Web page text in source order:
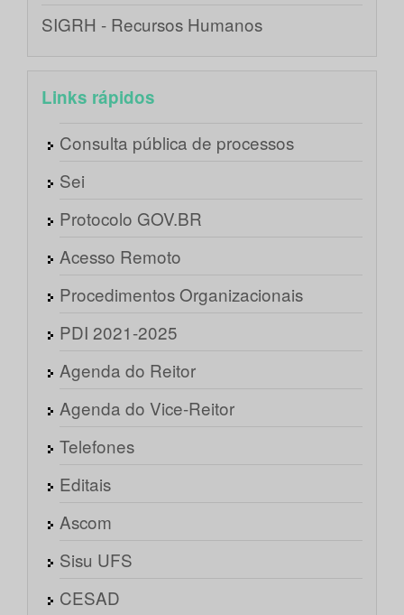
SIGRH - Recursos Humanos
Links rápidos
Consulta pública de processos
Sei
Protocolo GOV.BR
Acesso Remoto
Procedimentos Organizacionais
PDI 2021-2025
Agenda do Reitor
Agenda do Vice-Reitor
Telefones
Editais
Ascom
Sisu UFS
CESAD